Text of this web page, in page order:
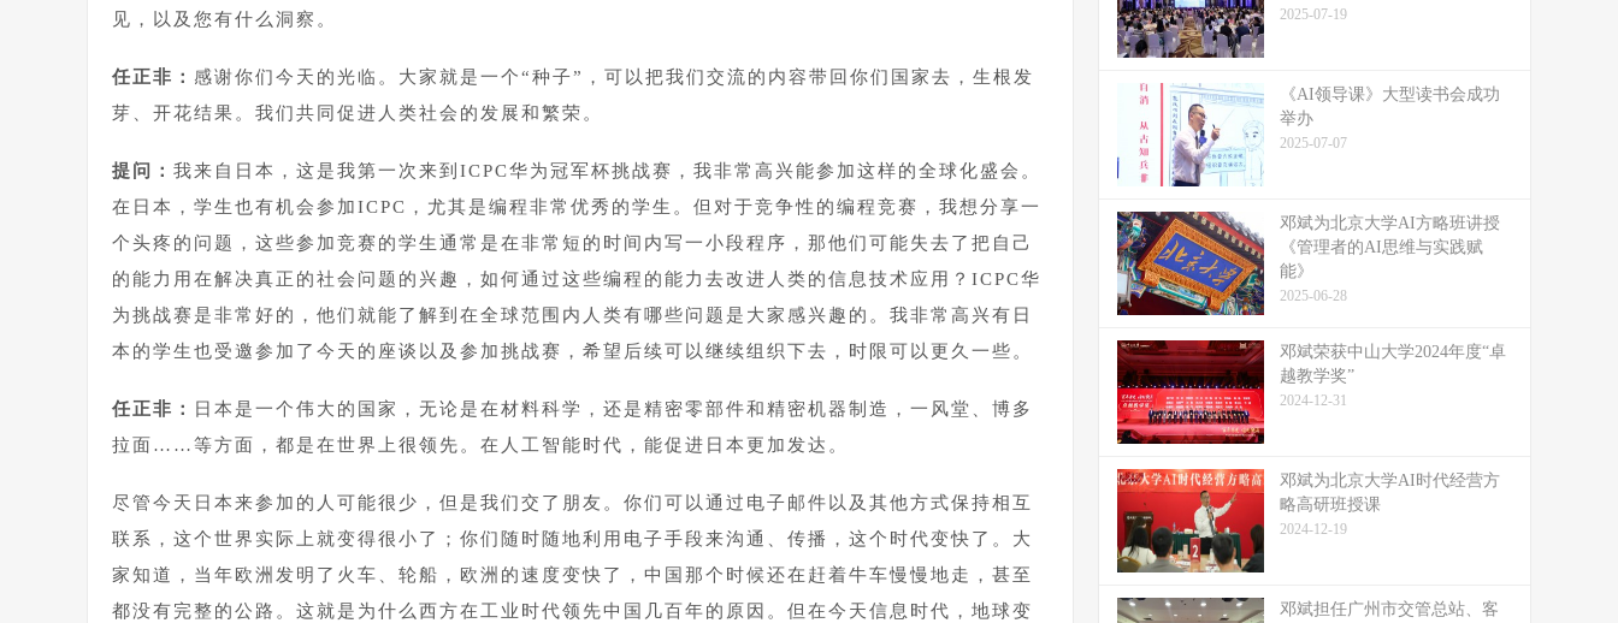
见，以及您有什么洞察。
任正非： 感谢你们今天的光临。大家就是一个“种子”，可以把我们交流的内容带回你们国家去，生根发
芽、开花结果。我们共同促进人类社会的发展和繁荣。
提问： 我来自日本，这是我第一次来到ICPC华为冠军杯挑战赛，我非常高兴能参加这样的全球化盛会。
在日本，学生也有机会参加ICPC，尤其是编程非常优秀的学生。但对于竞争性的编程竞赛，我想分享一
个头疼的问题，这些参加竞赛的学生通常是在非常短的时间内写一小段程序，那他们可能失去了把自己
的能力用在解决真正的社会问题的兴趣，如何通过这些编程的能力去改进人类的信息技术应用？ICPC华
为挑战赛是非常好的，他们就能了解到在全球范围内人类有哪些问题是大家感兴趣的。我非常高兴有日
本的学生也受邀参加了今天的座谈以及参加挑战赛，希望后续可以继续组织下去，时限可以更久一些。
任正非：
日本是一个伟大的国家，无论是在材料科学，还是精密零部件和精密机器制造，一风堂、博多
拉面……等方面，都是在世界上很领先。在人工智能时代，能促进日本更加发达。
尽管今天日本来参加的人可能很少，但是我们交了朋友。你们可以通过电子邮件以及其他方式保持相互
联系，这个世界实际上就变得很小了；你们随时随地利用电子手段来沟通、传播，这个时代变快了。大
家知道，当年欧洲发明了火车、轮船，欧洲的速度变快了，中国那个时候还在赶着牛车慢慢地走，甚至
都没有完整的公路。这就是为什么西方在工业时代领先中国几百年的原因。但在今天信息时代，地球变
2025-07-19
《AI领导课》大型读书会成功
举办
2025-07-07
邓斌为北京大学AI方略班讲授
《管理者的AI思维与实践赋
能》
2025-06-28
邓斌荣获中山大学2024年度“卓
越教学奖”
2024-12-31
邓斌为北京大学AI时代经营方
略高研班授课
2024-12-19
邓斌担任广州市交管总站、客